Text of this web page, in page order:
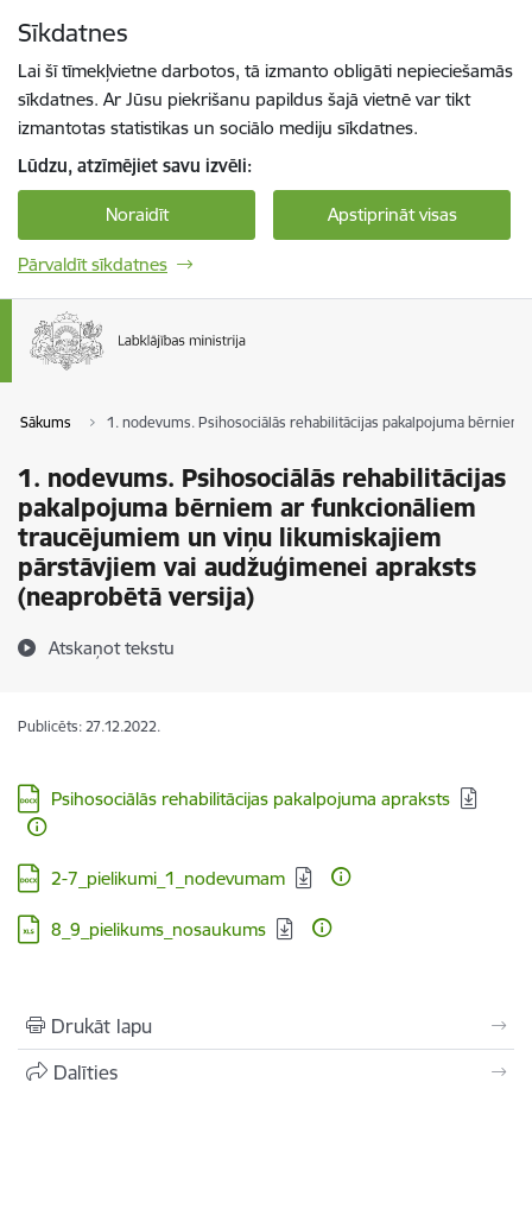
Sīkdatnes
Lai šī tīmekļvietne darbotos, tā izmanto obligāti nepieciešamās
sīkdatnes. Ar Jūsu piekrišanu papildus šajā vietnē var tikt
izmantotas statistikas un sociālo mediju sīkdatnes.
Lūdzu, atzīmējiet savu izvēli:
Noraidīt Apstiprināt visas
Pārvaldīt sīkdatnes
Sākums 1. nodevums. Psihosociālās rehabilitācijas pakalpojuma
1. nodevums. Psihosociālās rehabilitācijas
pakalpojuma bērniem ar funkcionāliem
traucējumiem un viņu likumiskajiem
pārstāvjiem vai audžuģimenei apraksts
(neaprobētā versija)
Atskaņot tekstu
Publicēts: 27.12.2022.
Lejupielādēt:
Psihosociālās rehabilitācijas pakalpojuma apraksts
Lejupielādēt:
2-7_pielikumi_1_nodevumam
Lejupielādēt:
8_9_pielikums_nosaukums
Drukāt lapu
Dalīties